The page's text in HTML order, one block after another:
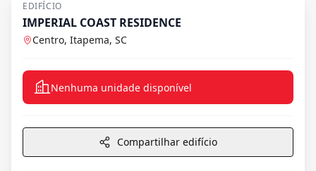
EDIFÍCIO
IMPERIAL COAST RESIDENCE
Centro, Itapema, SC
Nenhuma unidade disponível
Compartilhar edifício